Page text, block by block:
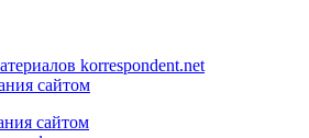
korrespondent.net
сайтом
сайтом